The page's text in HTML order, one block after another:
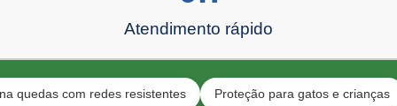
Atendimento rápido
com redes resistentes Proteção para gatos e crianças